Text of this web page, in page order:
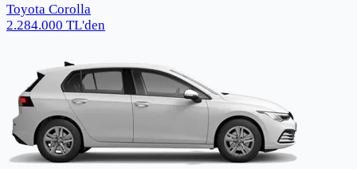
Toyota Corolla
2.284.000 TL'den